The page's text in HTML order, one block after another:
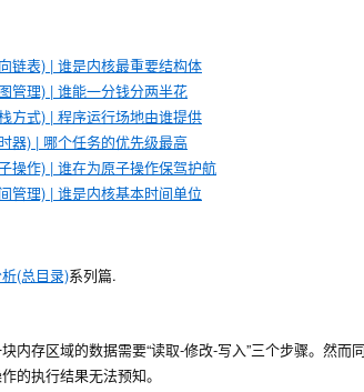
链表) | 谁是内核最重要结构体
管理) | 谁能一分钱分两半花
方式) | 程序运行场地由谁提供
器) | 哪个任务的优先级最高
操作) | 谁在为原子操作保驾护航
管理) | 谁是内核基本时间单位
(总目录)系列篇.
内存区域的数据需要“读取-修改-写入”三个步骤。然
的执行结果无法预知。